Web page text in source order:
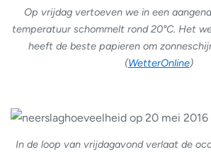
Op vrijdag vertoeven we in een
temperatuur schommelt rond 20°C. Het
heeft de beste papieren om
(WetterOnline)
In de loop van vrijdagavond verlaat de